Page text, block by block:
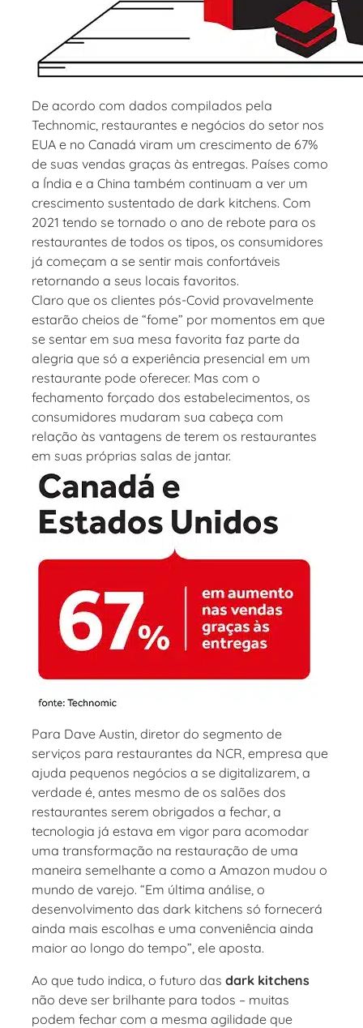
De acordo com dados compilados pela
Technomic, restaurantes e negócios do setor nos
EUA e no Canadá viram um crescimento de 67%
de suas vendas graças às entregas. Países como
a Índia e a China também continuam a ver um
crescimento sustentado de dark kitchens. Com
2021 tendo se tornado o ano de rebote para os
restaurantes de todos os tipos, os consumidores
já começam a se sentir mais confortáveis
retornando a seus locais favoritos.
Claro que os clientes pós-Covid provavelmente
estarão cheios de “fome” por momentos em que
se sentar em sua mesa favorita faz parte da
alegria que só a experiência presencial em um
restaurante pode oferecer. Mas com o
fechamento forçado dos estabelecimentos, os
consumidores mudaram sua cabeça com
relação às vantagens de terem os restaurantes
em suas próprias salas de jantar.
Para Dave Austin, diretor do segmento de
serviços para restaurantes da NCR, empresa que
ajuda pequenos negócios a se digitalizarem, a
verdade é, antes mesmo de os salões dos
restaurantes serem obrigados a fechar, a
tecnologia já estava em vigor para acomodar
uma transformação na restauração de uma
maneira semelhante a como a Amazon mudou o
mundo de varejo. “Em última análise, o
desenvolvimento das dark kitchens só fornecerá
ainda mais escolhas e uma conveniência ainda
maior ao longo do tempo”, ele aposta.
Ao que tudo indica, o futuro das dark kitchens
não deve ser brilhante para todos – muitas
podem fechar com a mesma agilidade que